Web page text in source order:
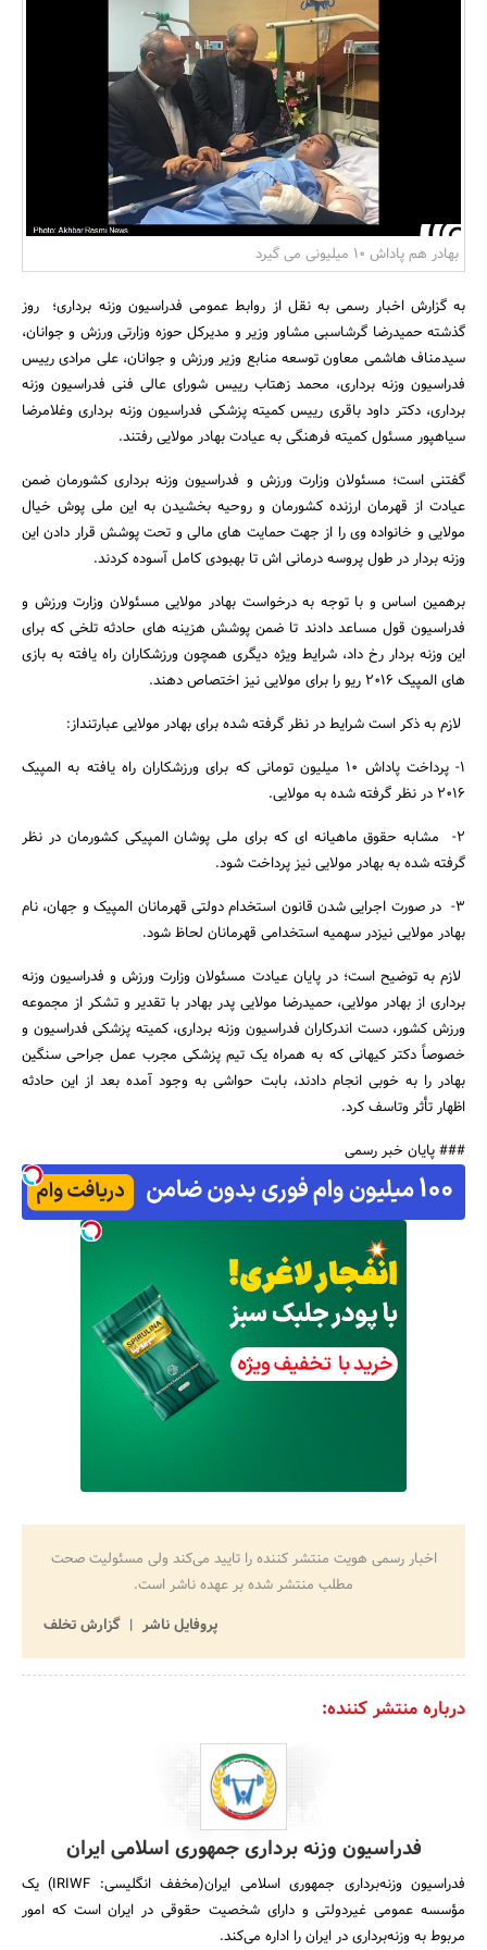
بانک، بیمه و سرمایه
مسکن و ساختمان
جستجو
بهادر هم پاداش 10 میلیونی می گیرد
به گزارش اخبار رسمی به نقل از روابط عمومی فدراسیون وزنه برداری؛ روز
گذشته حمیدرضا گرشاسبی مشاور وزیر و مدیرکل حوزه وزارتی ورزش و جوانان،
سیدمناف هاشمی معاون توسعه منابع وزیر ورزش و جوانان، علی مرادی رییس
فدراسیون وزنه برداری، محمد زهتاب رییس شورای عالی فنی فدراسیون وزنه
برداری، دکتر داود باقری رییس کمیته پزشکی فدراسیون وزنه برداری وغلامرضا
سیاهپور مسئول کمیته فرهنگی به عیادت بهادر مولایی رفتند.
گفتنی است؛ مسئولان وزارت ورزش و فدراسیون وزنه برداری کشورمان ضمن
عیادت از قهرمان ارزنده کشورمان و روحیه بخشیدن به این ملی پوش خیال
مولایی و خانواده وی را از جهت حمایت های مالی و تحت پوشش قرار دادن این
وزنه بردار در طول پروسه درمانی اش تا بهبودی کامل آسوده کردند.
برهمین اساس و با توجه به درخواست بهادر مولایی مسئولان وزارت ورزش و
فدراسیون قول مساعد دادند تا ضمن پوشش هزینه های حادثه تلخی که برای
این وزنه بردار رخ داد، شرایط ویژه دیگری همچون ورزشکاران راه یافته به بازی
های المپیک 2016 ریو را برای مولایی نیز اختصاص دهند.
لازم به ذکر است شرایط در نظر گرفته شده برای بهادر مولایی عبارتنداز:
1- پرداخت پاداش 10 میلیون تومانی که برای ورزشکاران راه یافته به المپیک
2016 در نظر گرفته شده به مولایی.
2- مشابه حقوق ماهیانه ای که برای ملی پوشان المپیکی کشورمان در نظر
گرفته شده به بهادر مولایی نیز پرداخت شود.
3- در صورت اجرایی شدن قانون استخدام دولتی قهرمانان المپیک و جهان، نام
بهادر مولایی نیزدر سهمیه استخدامی قهرمانان لحاظ شود.
لازم به توضیح است؛ در پایان عیادت مسئولان وزارت ورزش و فدراسیون وزنه
برداری از بهادر مولایی، حمیدرضا مولایی پدر بهادر با تقدیر و تشکر از مجموعه
ورزش کشور، دست اندرکاران فدراسیون وزنه برداری، کمیته پزشکی فدراسیون و
خصوصاً دکتر کیهانی که به همراه یک تیم پزشکی مجرب عمل جراحی سنگین
بهادر را به خوبی انجام دادند، بابت حواشی به وجود آمده بعد از این حادثه
اظهار تأثر وتاسف کرد.
### پایان خبر رسمی
اخبار رسمی هویت منتشر کننده را تایید می‌کند ولی مسئولیت صحت
مطلب منتشر شده بر عهده ناشر است.
پروفایل ناشر
گزارش تخلف
درباره منتشر کننده:
فدراسیون وزنه برداری جمهوری اسلامی ایران
فدراسیون وزنه‌برداری جمهوری اسلامی ایران(مخفف انگلیسی: IRIWF) یک
مؤسسه عمومی غیردولتی و دارای شخصیت حقوقی در ایران است که امور
مربوط به وزنه‌برداری در ایران را اداره می‌کند.